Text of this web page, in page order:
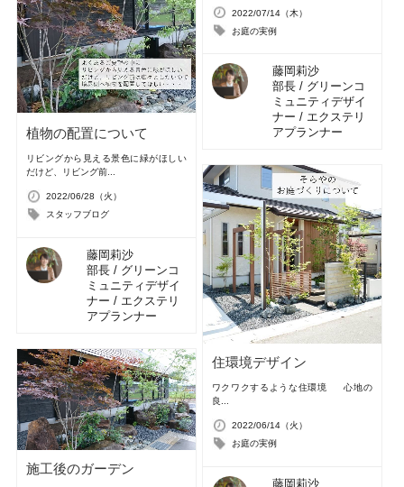
2022/07/14（木）
お庭の実例
藤岡莉沙
部長 / グリーンコ
ミュニティデザイ
ナー / エクステリ
アプランナー
植物の配置について
リビングから見える景色に緑がほしい
だけど、リビング前...
2022/06/28（火）
スタッフブログ
藤岡莉沙
部長 / グリーンコ
ミュニティデザイ
ナー / エクステリ
アプランナー
住環境デザイン
ワクワクするような住環境 心地の
良...
2022/06/14（火）
お庭の実例
藤岡莉沙
施工後のガーデン